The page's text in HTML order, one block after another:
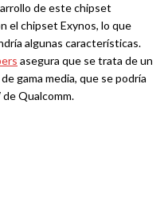
de este chipset
el chipset Exynos, lo que
algunas características.
asegura que se trata de un
gama media, que se podría
de Qualcomm.